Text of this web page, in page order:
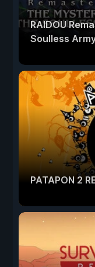
RAIDOU
Soulless
PATAPON 2